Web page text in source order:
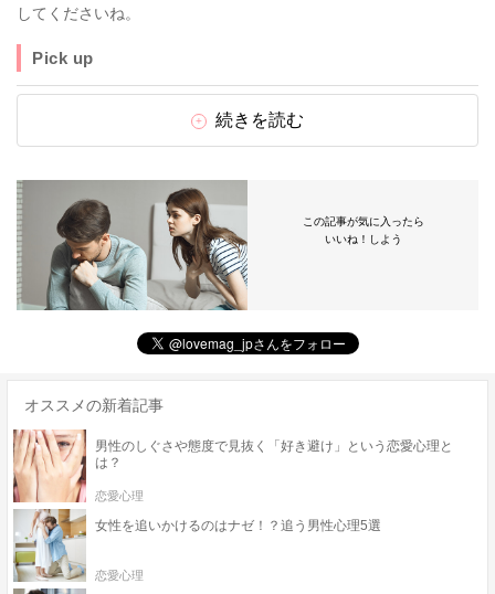
してくださいね。
Pick up
続きを読む
この記事が気に入ったら
いいね！しよう
オススメの新着記事
男性のしぐさや態度で見抜く「好き避け」という恋愛心理と
は？
恋愛心理
女性を追いかけるのはナゼ！？追う男性心理5選
恋愛心理